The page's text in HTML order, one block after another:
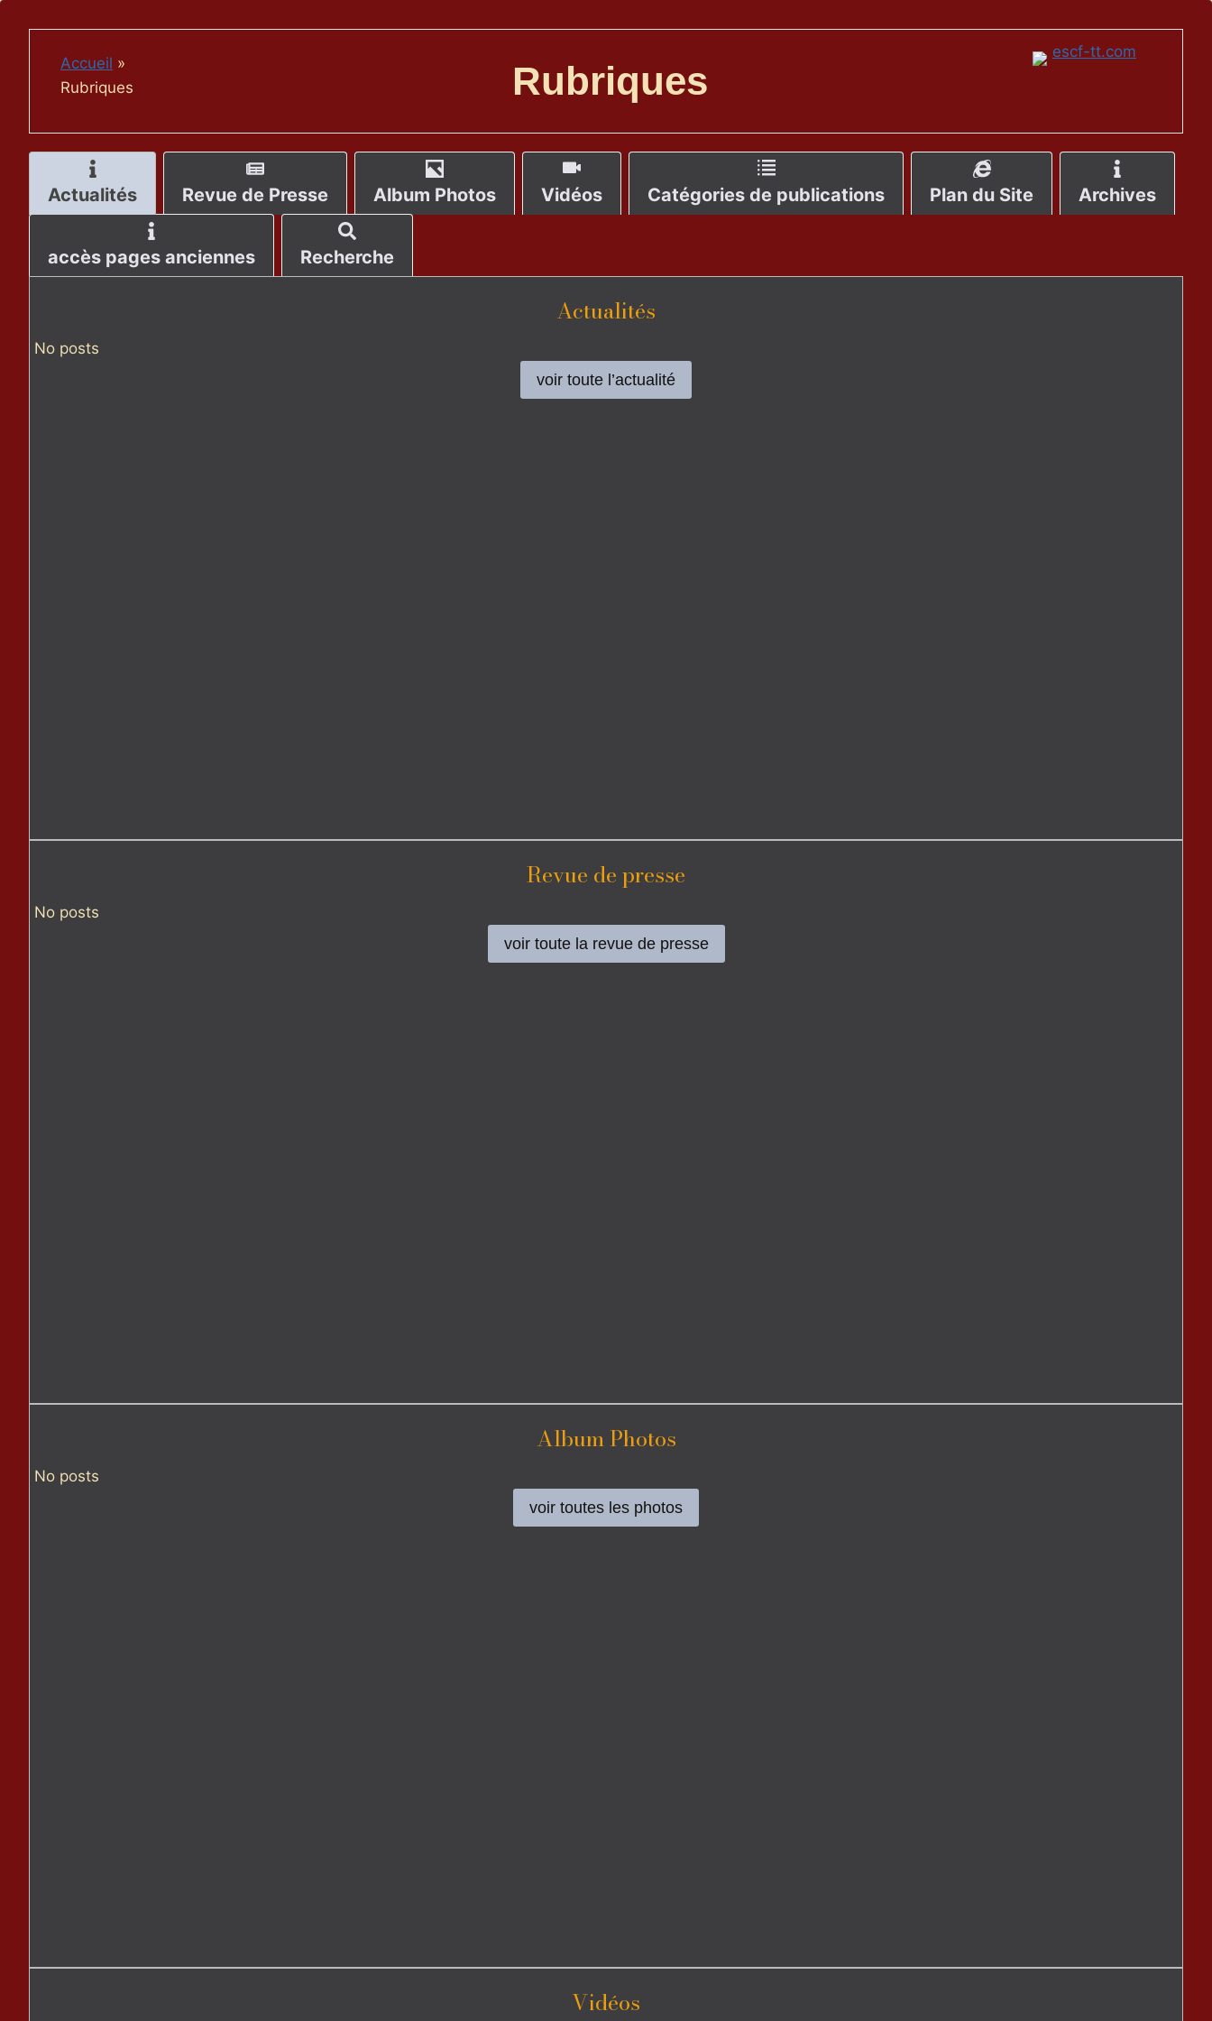
Accueil »
Rubriques
Rubriques
Actualités Revue de Presse Album Photos Vidéos Catégories de publications Plan du Site Archives
accès pages anciennes Recherche
Actualités
No posts
voir toute l’actualité
Revue de presse
No posts
voir toute la revue de presse
Album Photos
No posts
voir toutes les photos
Vidéos